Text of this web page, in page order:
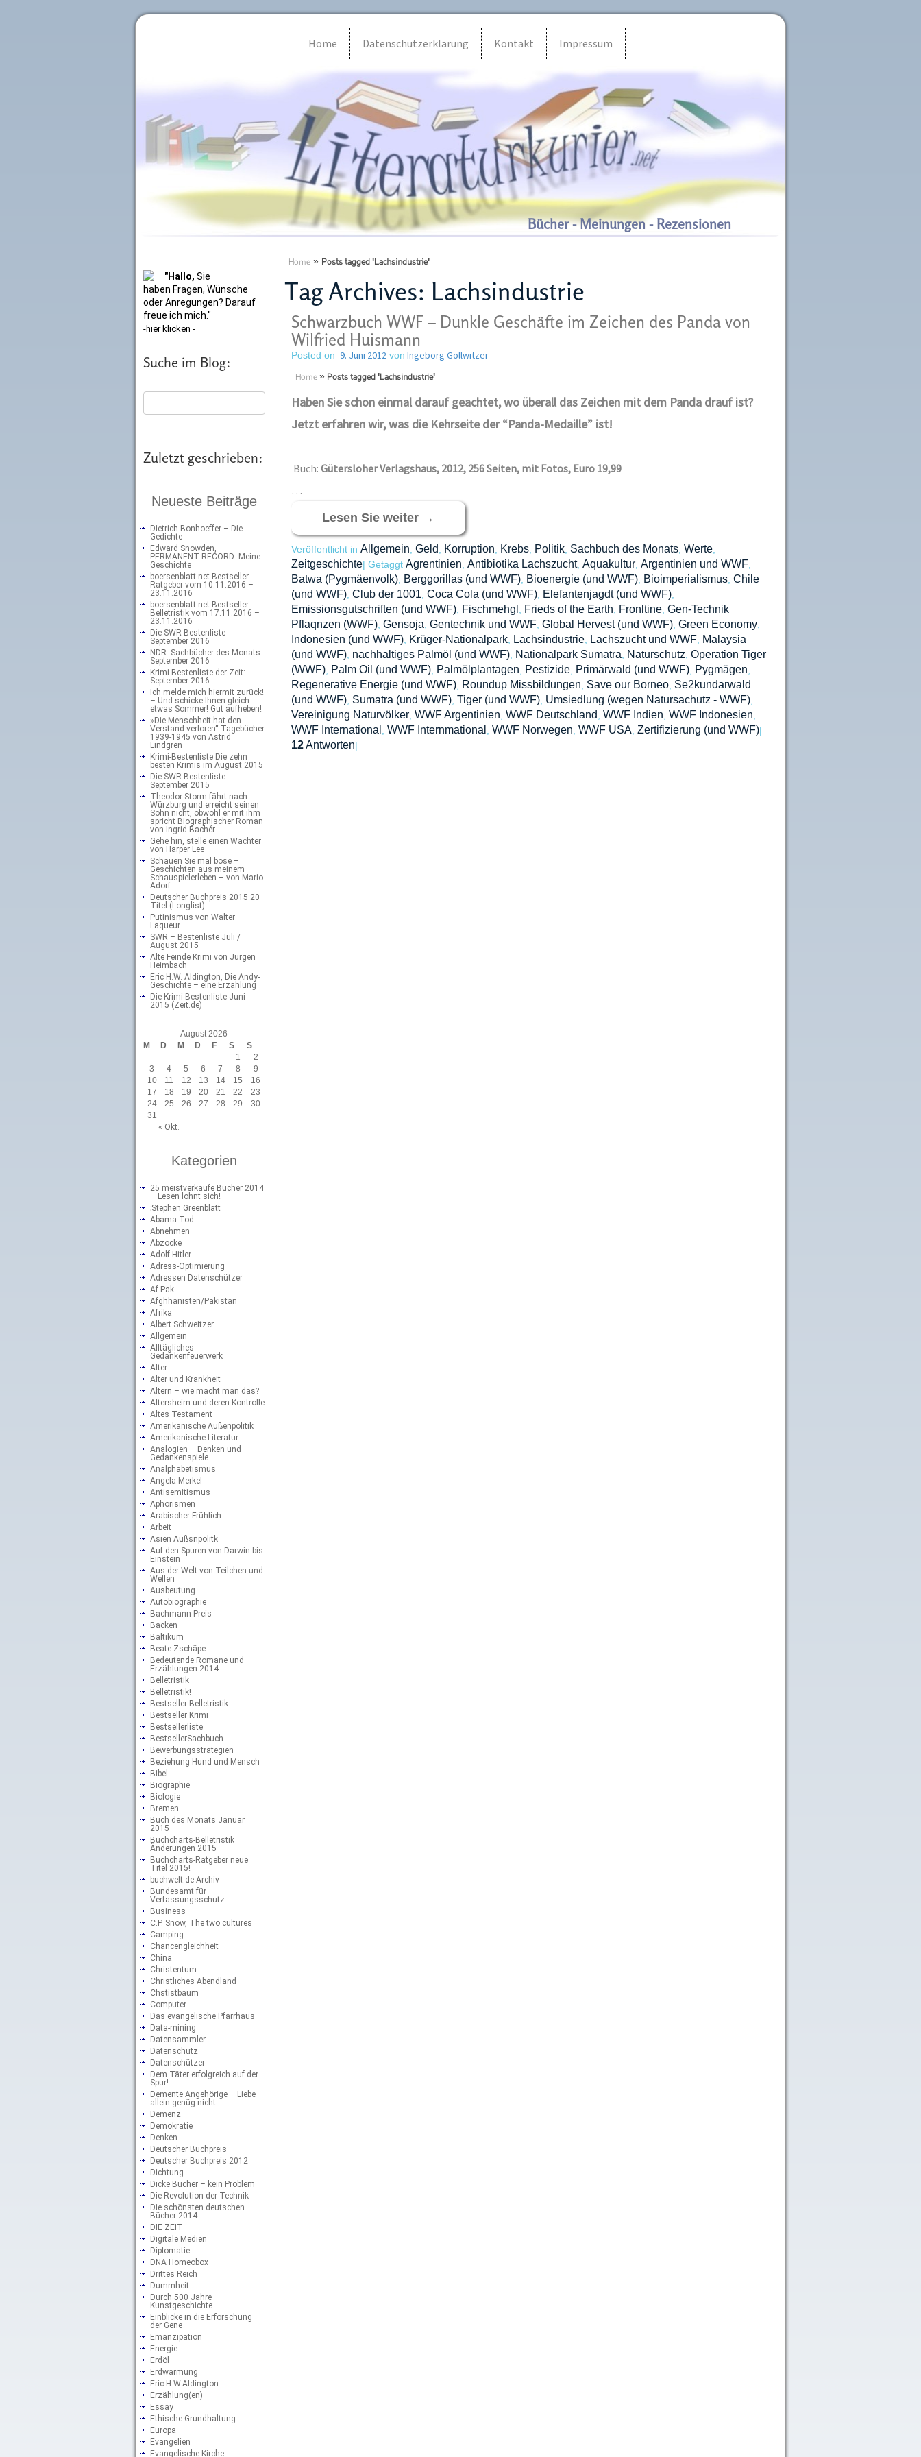
Home Datenschutzerklärung Kontakt Impressum
Bücher - Meinungen - Rezensionen
"Hallo, Sie
haben Fragen, Wünsche
oder Anregungen? Darauf
freue ich mich."
-hier klicken -
Suche im Blog:
Zuletzt geschrieben:
Neueste Beiträge
Dietrich Bonhoeffer – Die
Gedichte
Edward Snowden,
PERMANENT RECORD: Meine
Geschichte
boersenblatt.net Bestseller
Ratgeber vom 10.11.2016 –
23.11.2016
boersenblatt.net Bestseller
Belletristik vom 17.11.2016 –
23.11.2016
Die SWR Bestenliste
September 2016
NDR: Sachbücher des Monats
September 2016
Krimi-Bestenliste der Zeit:
September 2016
Ich melde mich hiermit zurück!
– Und schicke Ihnen gleich
etwas Sommer! Gut aufheben!
»Die Menschheit hat den
Verstand verloren“ Tagebücher
1939-1945 von Astrid
Lindgren
Krimi-Bestenliste Die zehn
besten Krimis im August 2015
Die SWR Bestenliste
September 2015
Theodor Storm fährt nach
Würzburg und erreicht seinen
Sohn nicht, obwohl er mit ihm
spricht Biographischer Roman
von Ingrid Bachér
Gehe hin, stelle einen Wächter
von Harper Lee
Schauen Sie mal böse –
Geschichten aus meinem
Schauspielerleben – von Mario
Adorf
Deutscher Buchpreis 2015 20
Titel (Longlist)
Putinismus von Walter
Laqueur
SWR – Bestenliste Juli /
August 2015
Alte Feinde Krimi von Jürgen
Heimbach
Eric H.W. Aldington, Die Andy-
Geschichte – eine Erzählung
Die Krimi Bestenliste Juni
2015 (Zeit.de)
August 2026
M
D M D F S S
« Okt.
1
2
3
4 5 6 7 8
9
10
11 12 13 14 15
16
17
18 19 20 21 22
23
24
25 26 27 28 29
30
31
Kategorien
25 meistverkaufe Bücher 2014
– Lesen lohnt sich!
;Stephen Greenblatt
Abama Tod
Abnehmen
Abzocke
Adolf Hitler
Adress-Optimierung
Adressen Datenschützer
Af-Pak
Afghhanisten/Pakistan
Afrika
Albert Schweitzer
Allgemein
Alltägliches
Gedankenfeuerwerk
Alter
Alter und Krankheit
Altern – wie macht man das?
Altersheim und deren Kontrolle
Altes Testament
Amerikanische Außenpolitik
Amerikanische Literatur
Analogien – Denken und
Gedankenspiele
Analphabetismus
Angela Merkel
Antisemitismus
Aphorismen
Arabischer Frühlich
Arbeit
Asien Außsnpolitk
Auf den Spuren von Darwin bis
Einstein
Aus der Welt von Teilchen und
Wellen
Ausbeutung
Autobiographie
Bachmann-Preis
Backen
Baltikum
Beate Zschäpe
Bedeutende Romane und
Erzählungen 2014
Belletristik
Belletristik!
Bestseller Belletristik
Bestseller Krimi
Bestsellerliste
BestsellerSachbuch
Bewerbungsstrategien
Beziehung Hund und Mensch
Bibel
Biographie
Biologie
Bremen
Buch des Monats Januar
2015
Buchcharts-Belletristik
Änderungen 2015
Buchcharts-Ratgeber neue
Titel 2015!
buchwelt.de Archiv
Bundesamt für
Verfassungsschutz
Business
C.P. Snow, The two cultures
Camping
Chancengleichheit
China
Christentum
Christliches Abendland
Chstistbaum
Computer
Das evangelische Pfarrhaus
Data-mining
Datensammler
Datenschutz
Datenschützer
Dem Täter erfolgreich auf der
Spur!
Demente Angehörige – Liebe
allein genüg nicht
Demenz
Demokratie
Denken
Deutscher Buchpreis
Deutscher Buchpreis 2012
Dichtung
Dicke Bücher – kein Problem
Die Revolution der Technik
Die schönsten deutschen
Bücher 2014
DIE ZEIT
Digitale Medien
Diplomatie
DNA Homeobox
Drittes Reich
Dummheit
Durch 500 Jahre
Kunstgeschichte
Einblicke in die Erforschung
der Gene
Emanzipation
Energie
Erdöl
Erdwärmung
Eric H.W.Aldington
Erzählung(en)
Essay
Ethische Grundhaltung
Europa
Evangelien
Evangelische Kirche
Home » Posts tagged 'Lachsindustrie'
Tag Archives: Lachsindustrie
Schwarzbuch WWF – Dunkle Geschäfte im Zeichen des Panda von
Wilfried Huismann
Posted on 9. Juni 2012 von Ingeborg Gollwitzer
Home » Posts tagged 'Lachsindustrie'
Haben Sie schon einmal darauf geachtet, wo überall das Zeichen mit dem Panda drauf ist?
Jetzt erfahren wir, was die Kehrseite der “Panda-Medaille” ist!
Buch: Gütersloher Verlagshaus, 2012, 256 Seiten, mit Fotos, Euro 19,99
…
Lesen Sie weiter →
Veröffentlicht in Allgemein Geld Korruption Krebs, Politik, Sachbuch des Monats, Werte,
Zeitgeschichte| Getaggt Agrentinien Antibiotika Lachszucht, Aquakultur, Argentinien und WWF
Batwa (Pygmäenvolk), Berggorillas (und WWF), Bioenergie (und WWF), Bioimperialismus, Chile
(und WWF), Club der 1001 Coca Cola (und WWF), Elefantenjagdt (und WWF),
Emissionsgutschriften (und WWF), Fischmehgl Frieds of the Earth Fronltine, Gen-Technik
Pflaqnzen (WWF), Gensoja Gentechnik und WWF Global Hervest (und WWF), Green Economy,
Indonesien (und WWF), Krüger-Nationalpark, Lachsindustrie, Lachszucht und WWF
Malaysia
(und WWF), nachhaltiges Palmöl (und WWF), Nationalpark Sumatra Naturschutz Operation Tiger
(WWF), Palm Oil (und WWF), Palmölplantagen Pestizide, Primärwald (und WWF), Pygmägen
Regenerative Energie (und WWF), Roundup Missbildungen Save our Borneo, Se2kundarwald
(und WWF), Sumatra (und WWF), Tiger (und WWF), Umsiedlung (wegen Natursachutz - WWF),
Vereinigung Naturvölker, WWF Argentinien WWF Deutschland WWF Indien WWF Indonesien
WWF International WWF Internmational WWF Norwegen WWF USA, Zertifizierung (und WWF)|
12Antworten|